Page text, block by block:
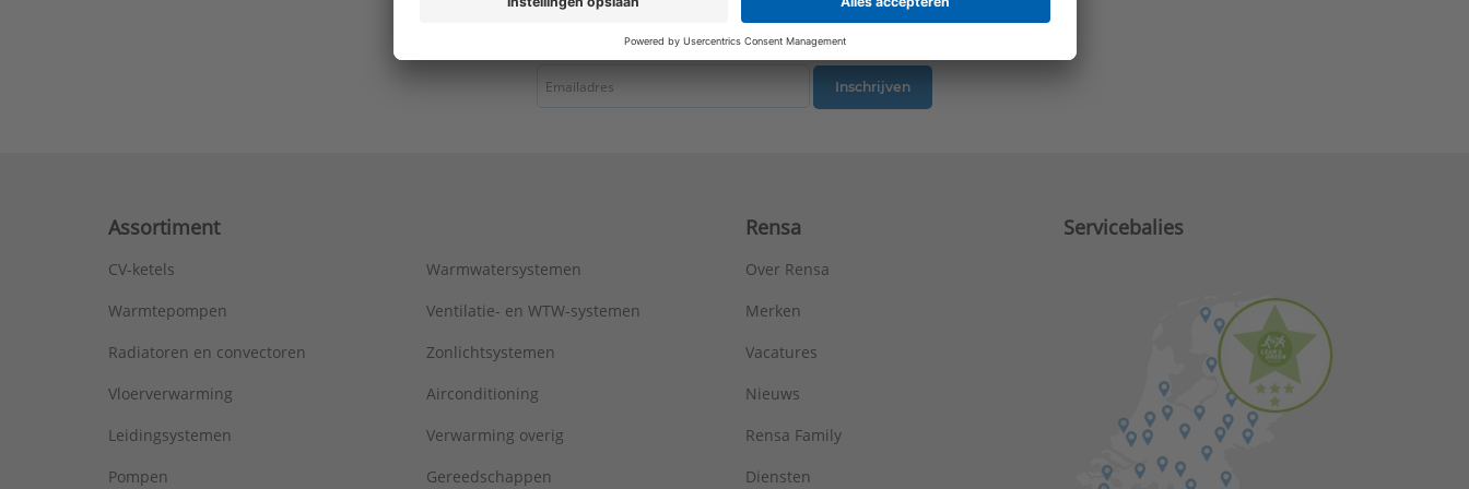
Type: Metro R=0,96
Inschrijven
Assortiment
CV-ketels
Warmtepompen
Radiatoren en convectoren
Vloerverwarming
Leidingsystemen
Pompen
Warmwatersystemen
Ventilatie- en WTW-systemen
Zonlichtsystemen
Airconditioning
Verwarming overig
Gereedschappen
Rensa
Over Rensa
Merken
Vacatures
Nieuws
Rensa Family
Diensten
Servicebalies